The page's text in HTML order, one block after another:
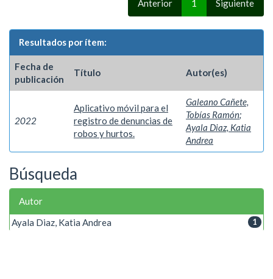
Anterior 1 Siguiente
Resultados por ítem:
Fecha de
publicación
Título Autor(es)
2022
Aplicativo móvil para el
registro de denuncias de
robos y hurtos.
Galeano Cañete,
Tobías Ramón;
Ayala Diaz, Katia
Andrea
Búsqueda
Autor
1
Ayala Diaz, Katia Andrea